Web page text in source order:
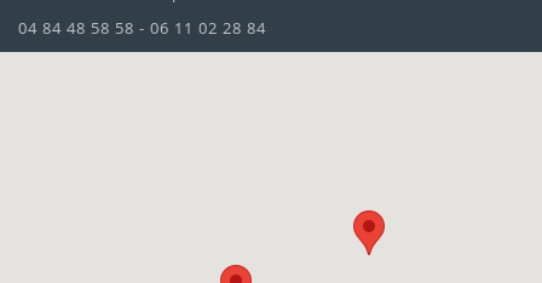
04 84 48 58 58 - 06 11 02 28 84